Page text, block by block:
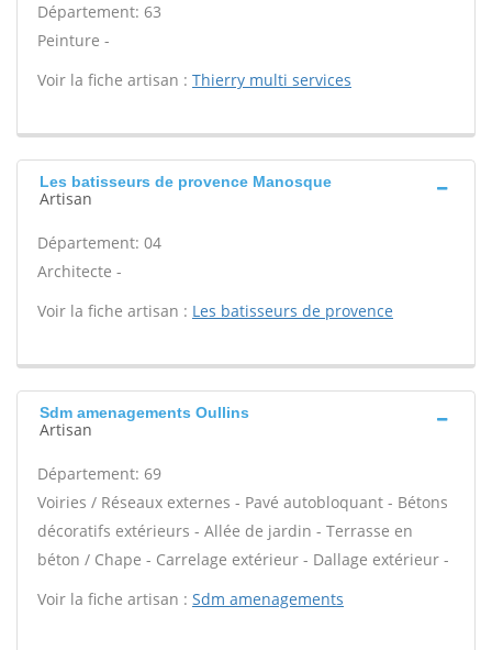
Département: 63
Peinture -
Voir la fiche artisan : Thierry multi services
Les batisseurs de provence Manosque
Artisan
Département: 04
Architecte -
Voir la fiche artisan : Les batisseurs de provence
Sdm amenagements Oullins
Artisan
Département: 69
Voiries / Réseaux externes - Pavé autobloquant - Bétons
décoratifs extérieurs - Allée de jardin - Terrasse en
béton / Chape - Carrelage extérieur - Dallage extérieur -
Voir la fiche artisan : Sdm amenagements